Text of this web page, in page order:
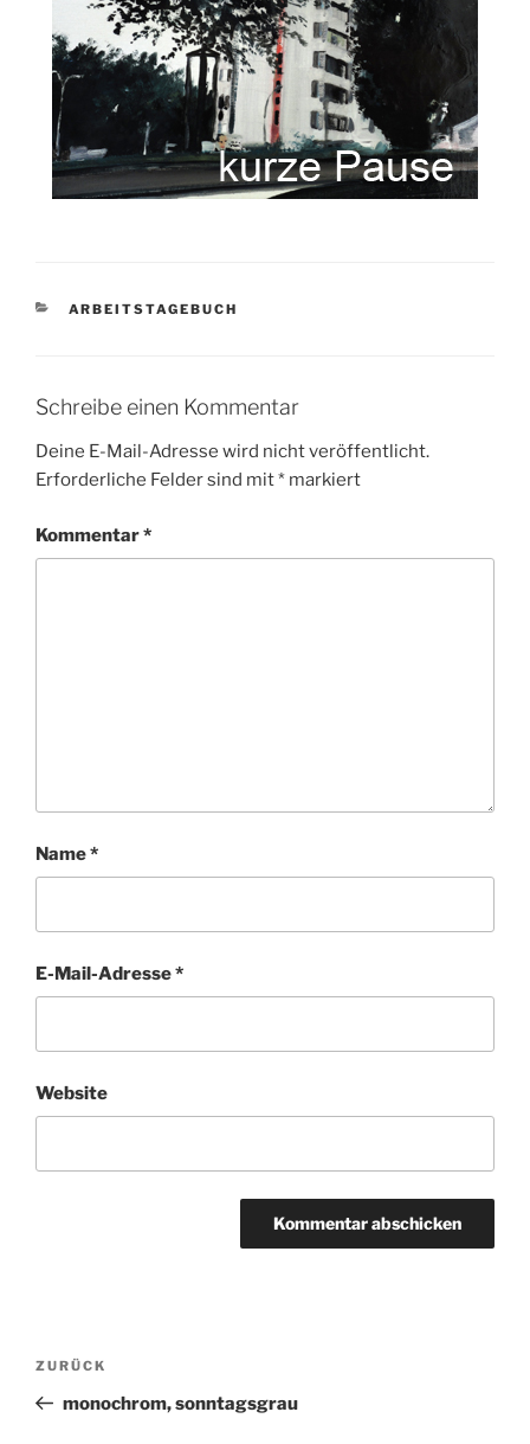
KATEGORIEN
ARBEITSTAGEBUCH
Schreibe einen Kommentar
Deine E-Mail-Adresse wird nicht veröffentlicht.
Erforderliche Felder sind mit* markiert
Kommentar*
Name*
E-Mail-Adresse*
Website
Beitragsnavigation
Vorheriger
Beitrag
ZURÜCK
monochrom, sonntagsgrau